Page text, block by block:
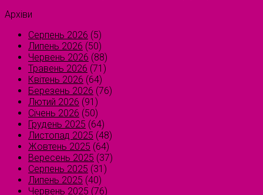
Архіви
Серпень 2026 (5)
Липень 2026 (50)
Червень 2026 (88)
Травень 2026 (71)
Квітень 2026 (64)
Березень 2026 (76)
Лютий 2026 (91)
Січень 2026 (50)
Грудень 2025 (64)
Листопад 2025 (48)
Жовтень 2025 (64)
Вересень 2025 (37)
Серпень 2025 (31)
Липень 2025 (40)
Червень 2025 (76)